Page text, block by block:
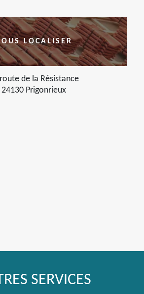
LOCALISER
de la Résistance
24130 Prigonrieux
SERVICES